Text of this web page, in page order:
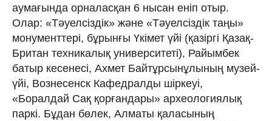
аумағында орналасқан 6 нысан еніп отыр.
Олар: «Тәуелсіздік» және «Тәуелсіздік таңы»
монументтері, бұрынғы Үкімет үйі (қазіргі Қазақ-
Британ техникалық университеті), Райымбек
батыр кесенесі, Ахмет Байтұрсынұлының музей-
үйі, Вознесенск Кафедралды шіркеуі,
«Боралдай Сақ қорғандары» археологиялық
паркі. Бұдан бөлек, Алматы қаласының